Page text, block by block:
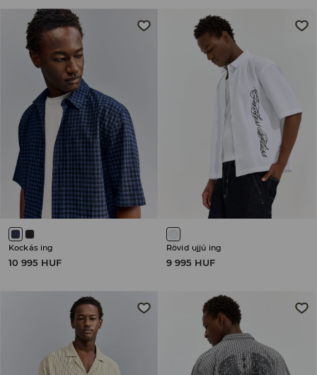
Kockás ing
10 995 HUF
Rövid ujjú ing
9 995 HUF